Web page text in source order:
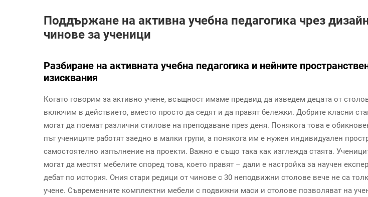
Поддържане на активна учебна педагогика чрез
чинове за ученици
Разбиране на активната учебна педагогика и нейните
изисквания
Когато говорим за активно учене, всъщност имаме предвид да изведем децата от
включим в действието, вместо просто да седят и да правят бележки. Добрите класни
могат да поемат различни стилове на преподаване през деня. Понякога това е
път учениците работят заедно в малки групи, а понякога им е нужен индивидуален
самостоятелно изпълнение на проекти. Важно е също така как изглежда стаята.
могат да местят мебелите според това, което правят – дали е настройка за научен
дебат по история. Ония стари редици от чинове с 30 неподвижни столове вече не са
учене. Съвременните комплектни мебели с подвижни маси и столове позволяват на